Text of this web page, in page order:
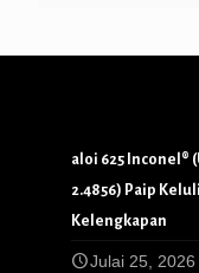
aloi 625 Inconel®
2.4856) Paip
Kelengkapan
Julai 25, 2026